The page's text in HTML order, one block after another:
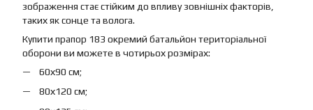
зображення стає стійким до впливу зовнішніх факторів,
таких як сонце та волога.
Купити прапор 183 окремий батальйон територіальної
оборони ви можете в чотирьох розмірах:
60х90 см;
80х120 см;